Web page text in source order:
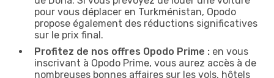
pour vous déplacer en Turkménistan, Opodo
propose également des réductions significatives
sur le prix final.
Profitez de nos offres Opodo Prime : en vous
inscrivant à Opodo Prime, vous aurez accès à de
nombreuses bonnes affaires sur les vols, hôtels